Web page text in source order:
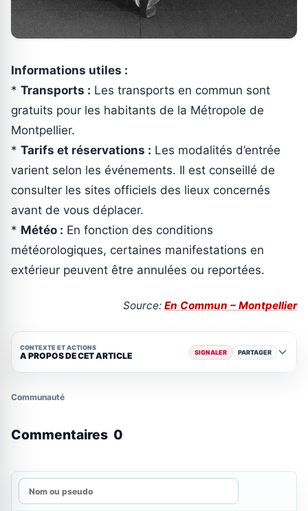
Informations utiles :
* Transports : Les transports en commun sont
gratuits pour les habitants de la Métropole de
Montpellier.
* Tarifs et réservations : Les modalités d’entrée
varient selon les événements. Il est conseillé de
consulter les sites officiels des lieux concernés
avant de vous déplacer.
* Météo : En fonction des conditions
météorologiques, certaines manifestations en
extérieur peuvent être annulées ou reportées.
Source: En Commun – Montpellier
CONTEXTE ET ACTIONS
A PROPOS DE CET ARTICLE SIGNALER PARTAGER
Communauté
Commentaires 0